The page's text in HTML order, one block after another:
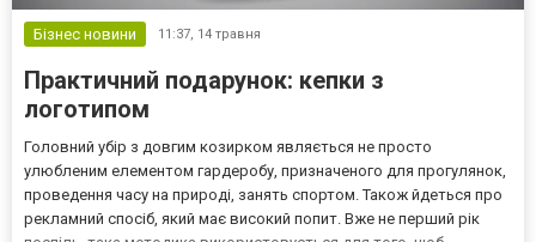
Бізнес новини 11:37, 14 травня
Практичний подарунок: кепки з
логотипом
Головний убір з довгим козирком являється не просто
улюбленим елементом гардеробу, призначеного для прогулянок,
проведення часу на природі, занять спортом. Також йдеться про
рекламний спосіб, який має високий попит. Вже не перший рік